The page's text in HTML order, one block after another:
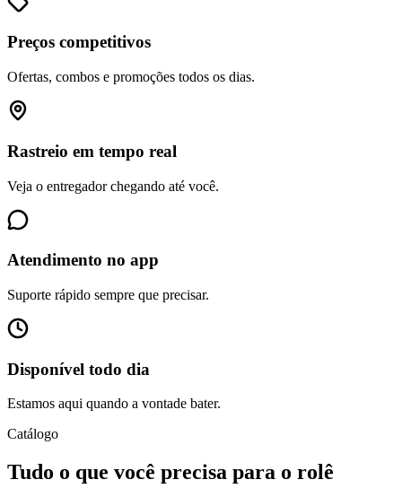
Preços competitivos
Ofertas, combos e promoções todos os dias.
Rastreio em tempo real
Veja o entregador chegando até você.
Atendimento no app
Suporte rápido sempre que precisar.
Disponível todo dia
Estamos aqui quando a vontade bater.
Catálogo
Tudo o que você precisa para o rolê